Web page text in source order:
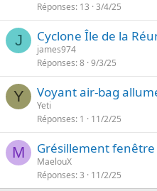
Réponses 13 3/4/25
J Cyclone Île de la
james974
Réponses 8 9/3/25
Y Voyant air-bag
Yeti
Réponses 1 11/2/25
M Grésillement
MaelouX
Réponses 3 11/2/25